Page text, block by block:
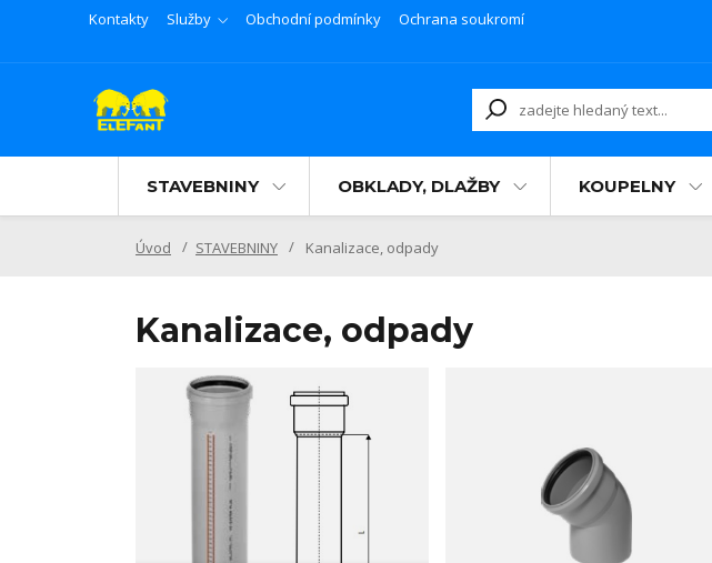
Kontakty Služby Obchodní podmínky Ochrana soukromí
STAVEBNINY OBKLADY, DLAŽBY KOUPELNY
Úvod STAVEBNINY Kanalizace, odpady
Kanalizace, odpady